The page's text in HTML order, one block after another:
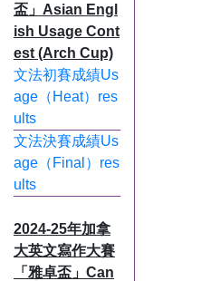
盃」Asian Engl
ish Usage Cont
est (Arch Cup)
文法初賽成績Us
age（Heat）res
ults
文法決賽成績Us
age（Final）res
ults
2024-25年加拿
大英文寫作大賽
「雅卓盃」Can